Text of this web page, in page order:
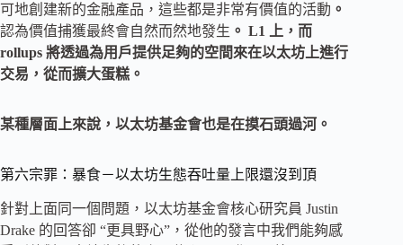
可地創建新的金融產品，這些都是非常有價值的活動 。
認為價值捕獲最終會自然而然地發生 。 L1 上，而
rollups 將透過為用戶提供足夠的空間來在以太坊上進行
交易，從而擴大蛋糕。
某種層面上來說，以太坊基金會也是在摸石頭過河。
第六宗罪：暴食－以太坊生態吞吐量上限還沒到頂
針對上面同一個問題，以太坊基金會核心研究員 Justin
Drake 的回答卻 “更具野心”，從他的發言中我們能夠感